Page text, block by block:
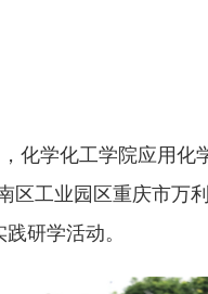
化学化工学院应用化
区工业园区重庆市万
研学活动。